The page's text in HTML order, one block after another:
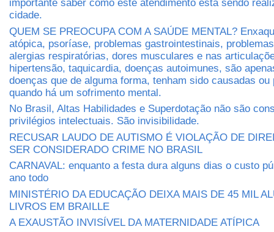
importante saber como este atendimento está sendo
cidade.
QUEM SE PREOCUPA COM A SAÚDE MENTAL?
atópica, psoríase, problemas gastrointestinais,
alergias respiratórias, dores musculares e nas
hipertensão, taquicardia, doenças autoimunes, são
doenças que de alguma forma, tenham sido causadas ou
quando há um sofrimento mental.
No Brasil, Altas Habilidades e Superdotação não são
privilégios intelectuais. São invisibilidade.
RECUSAR LAUDO DE AUTISMO É VIOLAÇÃO DE
SER CONSIDERADO CRIME NO BRASIL
CARNAVAL: enquanto a festa dura alguns dias o custo
ano todo
MINISTÉRIO DA EDUCAÇÃO DEIXA MAIS DE 45 MIL
LIVROS EM BRAILLE
A EXAUSTÃO INVISÍVEL DA MATERNIDADE ATÍPICA